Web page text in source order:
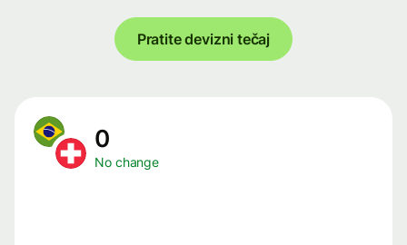
Pratite devizni tečaj
0
No change